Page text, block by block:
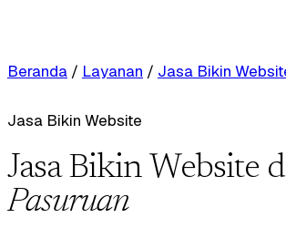
Beranda / Layanan / Jasa Bikin
Jasa Bikin Website
Jasa Bikin Website
Pasuruan